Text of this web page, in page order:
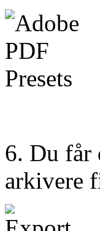
6. Du får
arkivere